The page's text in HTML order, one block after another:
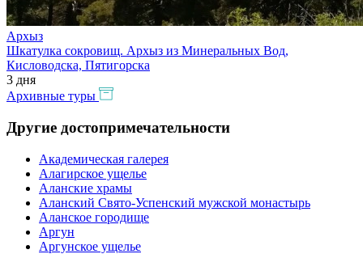
Архыз
Шкатулка сокровищ. Архыз из Минеральных Вод,
Кисловодска, Пятигорска
3 дня
Архивные туры
Другие достопримечательности
Академическая галерея
Алагирское ущелье
Аланские храмы
Аланский Свято-Успенский мужской монастырь
Аланское городище
Аргун
Аргунское ущелье